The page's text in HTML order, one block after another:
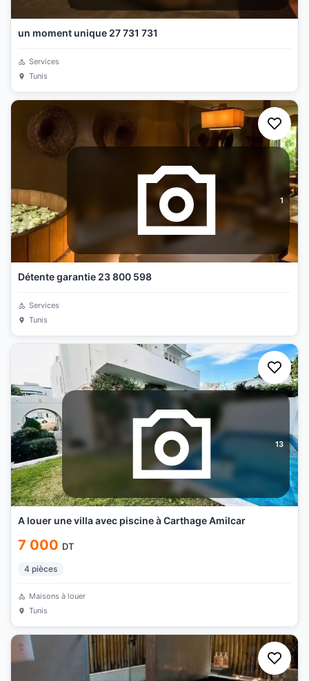
un moment unique 27 731 731
Services
Tunis
1
Détente garantie 23 800 598
Services
Tunis
13
A louer une villa avec piscine à Carthage Amilcar
7 000 DT
4 pièces
Maisons à louer
Tunis